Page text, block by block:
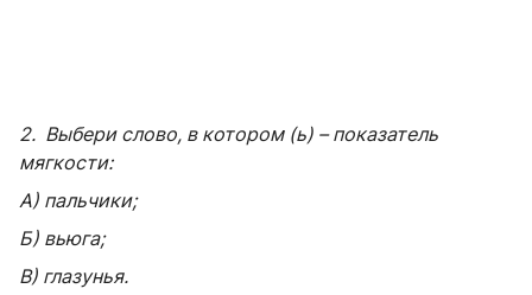
2. Выбери слово, в котором (ь) – показатель
мягкости:
А) пальчики;
Б) вьюга;
В) глазунья.